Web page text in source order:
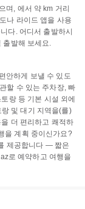
며, 에서 약 km 거리
나 라이드 앱을 사용
다. 어디서 출발하시
출발해 보세요.
안하게 보낼 수 있도
할 수 있는 주차장, 빠
랑 등 기본 시설 외에
및 대기 지역을(를)
더 편리하고 쾌적하
을 계획 중이신가요?
제공합니다 — 짧은
로 예약하고 여행을